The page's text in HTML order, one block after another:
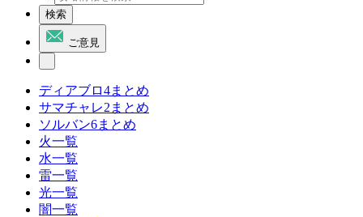
検索
ご意見
ディアブロ4まとめ
サマチャレ2まとめ
ソルバン6まとめ
火一覧
水一覧
雷一覧
光一覧
闇一覧